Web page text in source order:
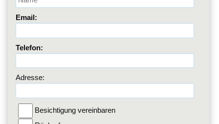
Email:
Telefon:
Adresse:
Besichtigung vereinbaren